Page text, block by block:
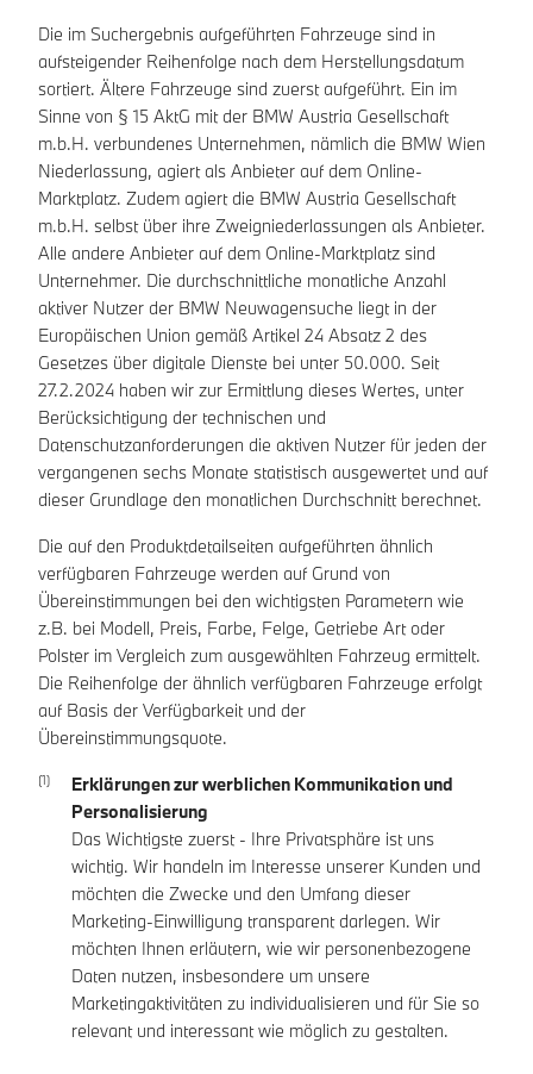
Die im Suchergebnis aufgeführten Fahrzeuge sind in
aufsteigender Reihenfolge nach dem Herstellungsdatum
sortiert. Ältere Fahrzeuge sind zuerst aufgeführt. Ein im
Sinne von § 15 AktG mit der BMW Austria Gesellschaft
m.b.H. verbundenes Unternehmen, nämlich die BMW Wien
Niederlassung, agiert als Anbieter auf dem Online-
Marktplatz. Zudem agiert die BMW Austria Gesellschaft
m.b.H. selbst über ihre Zweigniederlassungen als Anbieter.
Alle andere Anbieter auf dem Online-Marktplatz sind
Unternehmer. Die durchschnittliche monatliche Anzahl
aktiver Nutzer der BMW Neuwagensuche liegt in der
Europäischen Union gemäß Artikel 24 Absatz 2 des
Gesetzes über digitale Dienste bei unter 50.000. Seit
27.2.2024 haben wir zur Ermittlung dieses Wertes, unter
Berücksichtigung der technischen und
Datenschutzanforderungen die aktiven Nutzer für jeden der
vergangenen sechs Monate statistisch ausgewertet und auf
dieser Grundlage den monatlichen Durchschnitt berechnet.
Die auf den Produktdetailseiten aufgeführten ähnlich
verfügbaren Fahrzeuge werden auf Grund von
Übereinstimmungen bei den wichtigsten Parametern wie
z.B. bei Modell, Preis, Farbe, Felge, Getriebe Art oder
Polster im Vergleich zum ausgewählten Fahrzeug ermittelt.
Die Reihenfolge der ähnlich verfügbaren Fahrzeuge erfolgt
auf Basis der Verfügbarkeit und der
Übereinstimmungsquote.
Erklärungen zur werblichen Kommunikation und
Personalisierung
Das Wichtigste zuerst - Ihre Privatsphäre ist uns
wichtig. Wir handeln im Interesse unserer Kunden und
möchten die Zwecke und den Umfang dieser
Marketing-Einwilligung transparent darlegen. Wir
möchten Ihnen erläutern, wie wir personenbezogene
Daten nutzen, insbesondere um unsere
Marketingaktivitäten zu individualisieren und für Sie so
relevant und interessant wie möglich zu gestalten.